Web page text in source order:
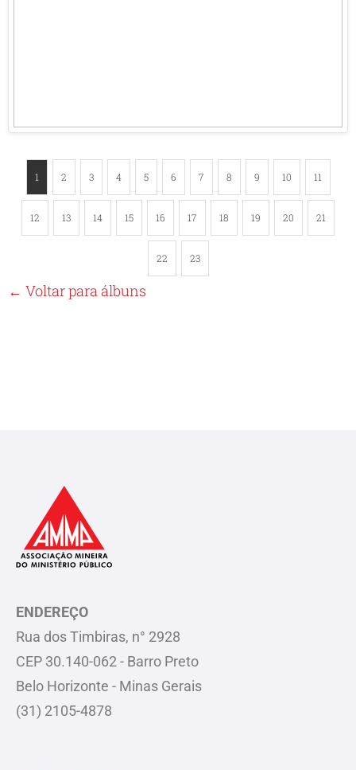
1 2 3 4 5 6 7 8 9 10 11
12 13 14 15 16 17 18 19 20 21
22 23
← Voltar para álbuns
ENDEREÇO
Rua dos Timbiras, n° 2928
CEP 30.140-062 - Barro Preto
Belo Horizonte - Minas Gerais
(31) 2105-4878